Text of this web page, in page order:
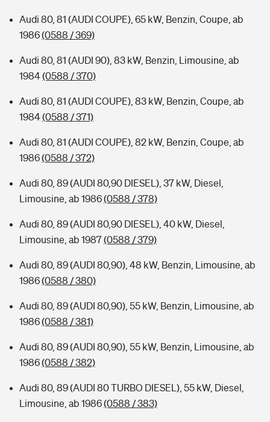
Audi 80, 81 (AUDI COUPE), 65 kW, Benzin, Coupe, ab
1986(0588 / 369)
Audi 80, 81 (AUDI 90), 83 kW, Benzin, Limousine, ab
1984(0588 / 370)
Audi 80, 81 (AUDI COUPE), 83 kW, Benzin, Coupe, ab
1984(0588 / 371)
Audi 80, 81 (AUDI COUPE), 82 kW, Benzin, Coupe, ab
1986(0588 / 372)
Audi 80, 89 (AUDI 80,90 DIESEL), 37 kW, Diesel,
Limousine, ab 1986(0588 / 378)
Audi 80, 89 (AUDI 80,90 DIESEL), 40 kW, Diesel,
Limousine, ab 1987(0588 / 379)
Audi 80, 89 (AUDI 80,90), 48 kW, Benzin, Limousine, ab
1986(0588 / 380)
Audi 80, 89 (AUDI 80,90), 55 kW, Benzin, Limousine, ab
1986(0588 / 381)
Audi 80, 89 (AUDI 80,90), 55 kW, Benzin, Limousine, ab
1986(0588 / 382)
Audi 80, 89 (AUDI 80 TURBO DIESEL), 55 kW, Diesel,
Limousine, ab 1986(0588 / 383)